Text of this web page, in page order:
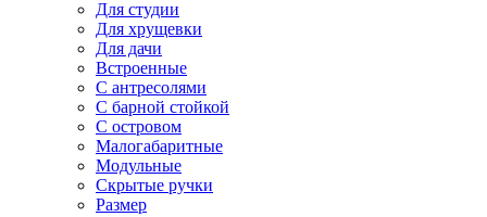
Для студии
Для хрущевки
Для дачи
Встроенные
С антресолями
С барной стойкой
С островом
Малогабаритные
Модульные
Скрытые ручки
Размер